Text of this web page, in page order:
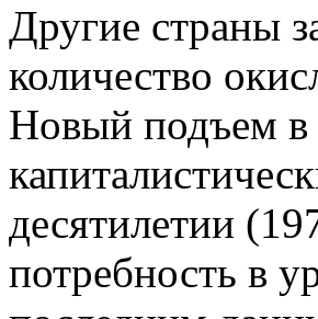
Другие страны
количество
Новый подъем в
десятилетии
потребность в